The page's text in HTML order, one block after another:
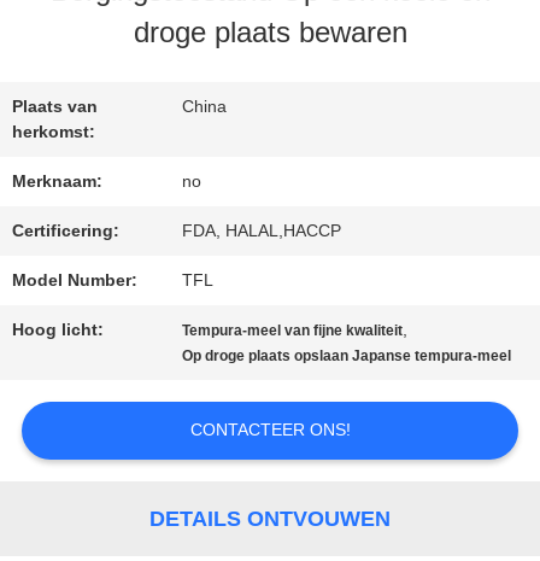
CONTACT
MET
ONS
OP
GEVALLEN
droge plaats bewaren
Plaats van
herkomst:
China
Merknaam: no
Certificering: FDA, HALAL,HACCP
Model Number: TFL
Hoog licht: Tempura-meel van fijne kwaliteit,
Op droge plaats opslaan Japanse tempura-meel
CONTACTEER ONS!
DETAILS ONTVOUWEN